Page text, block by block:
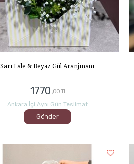
Sarı Lale & Beyaz Gül Aranjmanı
1770 ,00 TL
Ankara İçi Aynı Gün Teslimat
Gönder